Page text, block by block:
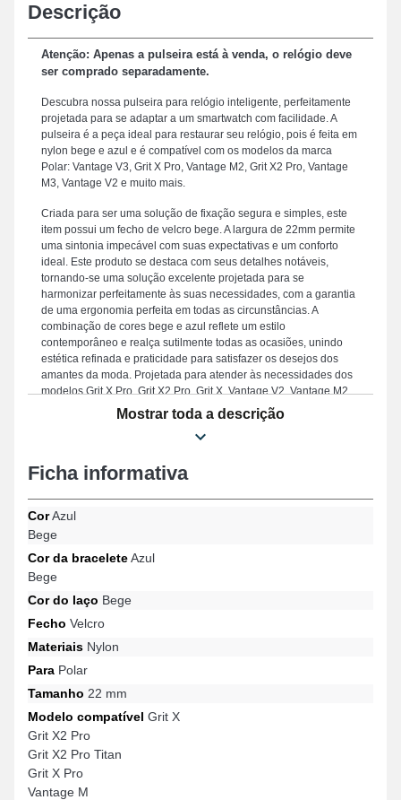
Descrição
Atenção: Apenas a pulseira está à venda, o relógio deve
ser comprado separadamente.
Descubra nossa pulseira para relógio inteligente, perfeitamente
projetada para se adaptar a um smartwatch com facilidade. A
pulseira é a peça ideal para restaurar seu relógio, pois é feita em
nylon bege e azul e é compatível com os modelos da marca
Polar: Vantage V3, Grit X Pro, Vantage M2, Grit X2 Pro, Vantage
M3, Vantage V2 e muito mais.
Criada para ser uma solução de fixação segura e simples, este
item possui um fecho de velcro bege. A largura de 22mm permite
uma sintonia impecável com suas expectativas e um conforto
ideal. Este produto se destaca com seus detalhes notáveis,
tornando-se uma solução excelente projetada para se
harmonizar perfeitamente às suas necessidades, com a garantia
de uma ergonomia perfeita em todas as circunstâncias. A
combinação de cores bege e azul reflete um estilo
contemporâneo e realça sutilmente todas as ocasiões, unindo
estética refinada e praticidade para satisfazer os desejos dos
amantes da moda. Projetada para atender às necessidades dos
modelos Grit X Pro, Grit X2 Pro, Grit X, Vantage V2, Vantage M2,
Vantage V3, entre outros da marca Polar, esta pulseira garante
um fecho de velcro robusto e uma experiência de uso
excepcional. Com seu acabamento impecável, esta pulseira
para um uso confortável.
Mostrar toda a descrição
Ficha informativa
CorAzul
Bege
Cor da braceleteAzul
Bege
Cor do laço Bege
Fecho Velcro
Materiais Nylon
Para Polar
Tamanho 22 mm
Modelo compatível Grit X
Grit X2 Pro
Grit X2 Pro Titan
Grit X Pro
Vantage M